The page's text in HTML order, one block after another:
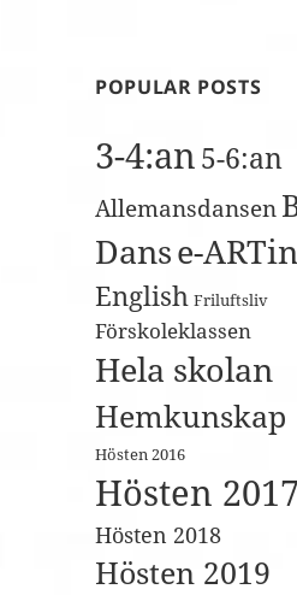
POPULAR POSTS
3-4:an5-6:an
Allemansdansen
Danse-
English Friluftsliv
Förskoleklassen
Hela skolan
Hemkunskap
Hösten 2016
Hösten 2017
Hösten 2018
Hösten 2019